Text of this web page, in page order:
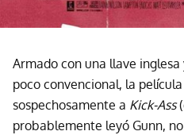
Armado con una llave
poco convencional, la
sospechosamente a Kick-Ass
probablemente leyó Gunn,